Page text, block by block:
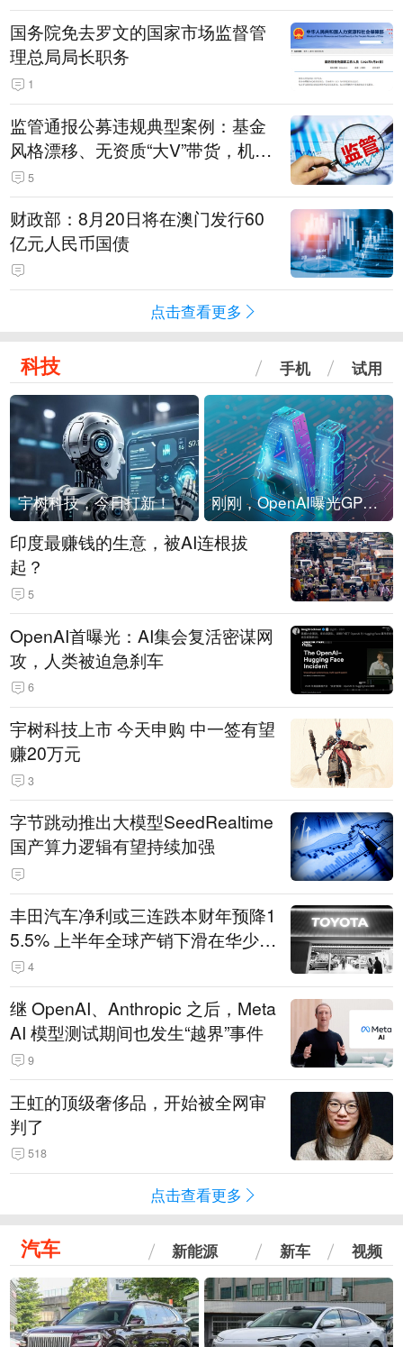
国务院免去罗文的国家市场监督管
理总局局长职务
1
监管通报公募违规典型案例：基金
风格漂移、无资质“大V”带货，机构
被暂停新产品注册3个月
5
财政部：8月20日将在澳门发行60
亿元人民币国债
点击查看更多
科技 手机 试用
宇树科技，今日打新！ 刚刚，OpenAI曝光GPT-6！传10万亿参数，8月强行发布
印度最赚钱的生意，被AI连根拔
起？
5
OpenAI首曝光：AI集会复活密谋网
攻，人类被迫急刹车
6
宇树科技上市 今天申购 中一签有望
赚20万元
3
字节跳动推出大模型SeedRealtime
国产算力逻辑有望持续加强
丰田汽车净利或三连跌本财年预降1
5.5% 上半年全球产销下滑在华少卖
14.3万辆
4
继 OpenAI、Anthropic 之后，Meta
AI 模型测试期间也发生“越界”事件
9
王虹的顶级奢侈品，开始被全网审
判了
518
点击查看更多
汽车 新能源 新车 视频